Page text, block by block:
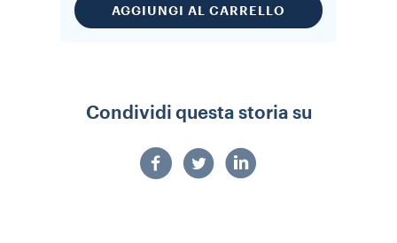
AGGIUNGI AL CARRELLO
Condividi questa storia su